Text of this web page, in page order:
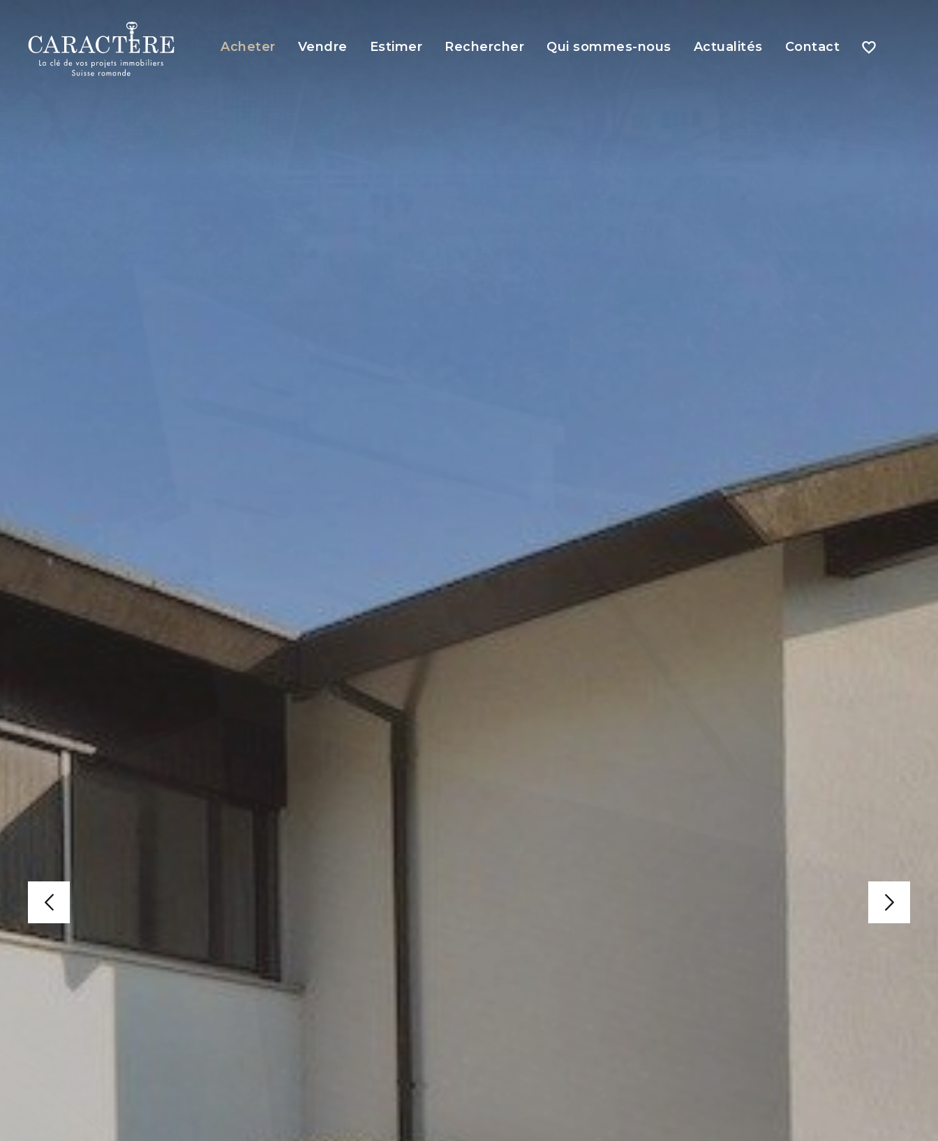
Acheter Vendre Estimer Rechercher Qui sommes-nous Actualités Contact